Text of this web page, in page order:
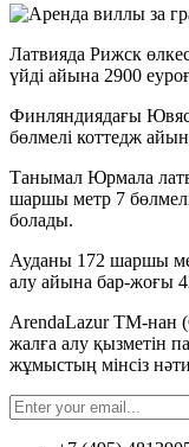
Латвияда Рижск
үйді айына 2900
Финляндиядағы
бөлмелі коттедж
Танымал Юрмала
шаршы метр 7
болады.
Ауданы 172 шаршы
алу айына бар-жоғы
ArendaLazur TM-нан
жалға алу қызметін
жұмыстың мінсіз